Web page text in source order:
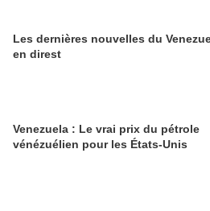
Les dernières nouvelles du
en direst
Venezuela : Le vrai prix du pétrole
vénézuélien pour les États-Unis